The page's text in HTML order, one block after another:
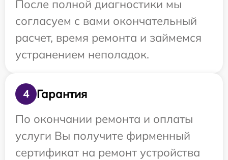
После полной диагностики мы
согласуем с вами окончательный
расчет, время ремонта и займемся
устранением неполадок.
4
Гарантия
По окончании ремонта и оплаты
услуги Вы получите фирменный
сертификат на ремонт устройства